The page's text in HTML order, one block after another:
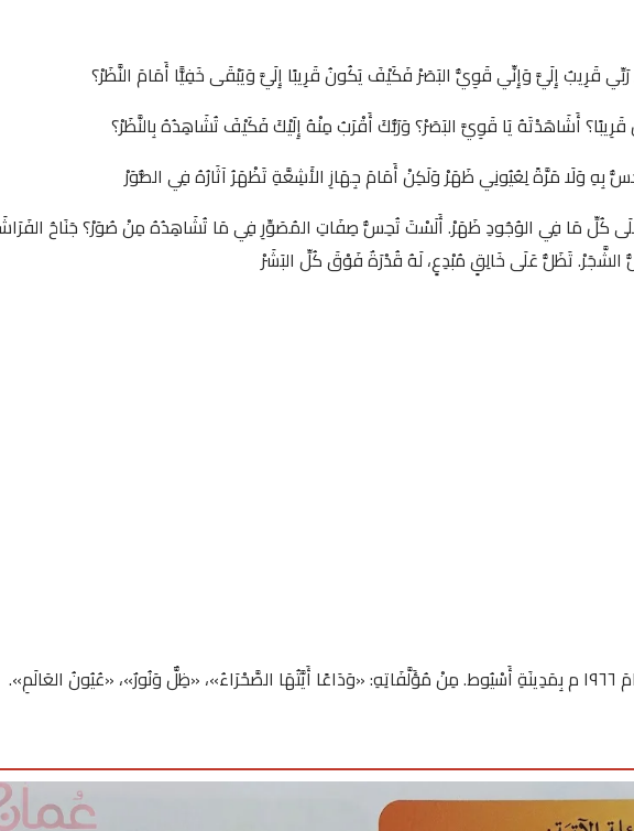
قَرِيبٌ إِلَيَّ وَإِنِّي قَوِيُّ البَصَرْ فَكَيْفَ يَكُونُ قَرِيبًا إِلَيَّ وَيَبْقَى خَفِيًّا أَمَامَ النَّظَرْ؟
أَشَاهَدْتَهُ يَا قَوِيَّ البَصَرْ؟ وَرَبُّكَ أَقْرَبُ مِنْهُ إِلَيْكَ فَكَيْفَ تُشَاهِدُهُ بِالنَّظَرْ؟
بِهِ وَلَا مَرَّةً لِعُيُونِي ظَهَرْ وَلَكِنْ أَمَامَ جِهَازِ الأَشِعَّةِ تَظْهَرُ آثَارُهُ فِي الصُّوَرْ
كُلِّ مَا فِي الوُجُودِ ظَهَرْ. أَلَسْتَ تُحِسُّ صِفَاتِ المُصَوِّرِ فِي مَا تُشَاهِدُهُ مِنْ صُوَرْ؟ جَنَاحُ
تَظَلُّ عَلَى خَالِقٍ مُبْدِعٍ، لَهُ قُدْرَةٌ فَوْقَ كُلِّ البَشَرْ